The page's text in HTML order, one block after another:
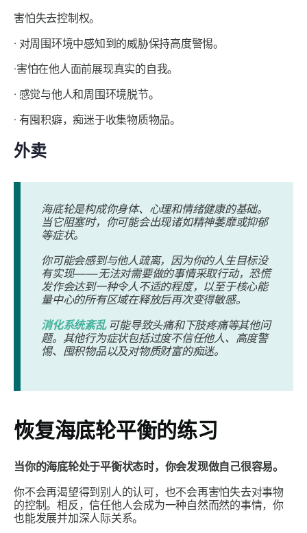
害怕失去控制权。
· 对周围环境中感知到的威胁保持高度警惕。
·害怕在他人面前展现真实的自我。
· 感觉与他人和周围环境脱节。
· 有囤积癖，痴迷于收集物质物品。
外卖
海底轮是构成你身体、心理和情绪健康的基础。
当它阻塞时，你可能会出现诸如精神萎靡或抑郁
等症状。
你可能会感到与他人疏离，因为你的人生目标没
有实现——无法对需要做的事情采取行动，恐慌
发作会达到一种令人不适的程度，以至于核心能
量中心的所有区域在释放后再次变得敏感。
消化系统紊乱可能导致头痛和下肢疼痛等其他问
题。其他行为症状包括过度不信任他人、高度警
惕、囤积物品以及对物质财富的痴迷。
恢复海底轮平衡的练习
当你的海底轮处于平衡状态时，你会发现做自己很容易。
你不会再渴望得到别人的认可，也不会再害怕失去对事物
的控制。相反，信任他人会成为一种自然而然的事情，你
也能发展并加深人际关系。